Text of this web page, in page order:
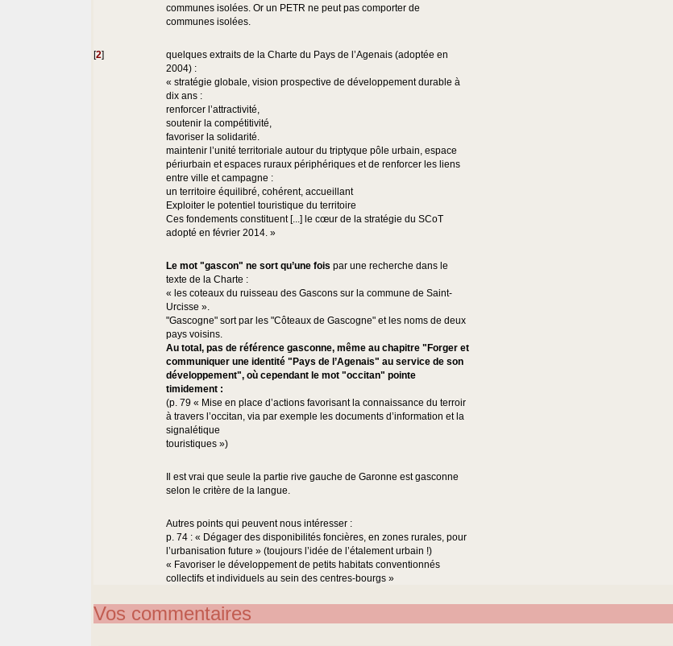
communes isolées. Or un PETR ne peut pas comporter de
communes isolées.
[2]
quelques extraits de la Charte du Pays de l’Agenais (adoptée en
2004) :
« stratégie globale, vision prospective de développement durable à
dix ans :
renforcer l’attractivité,
soutenir la compétitivité,
favoriser la solidarité.
maintenir l’unité territoriale autour du triptyque pôle urbain, espace
périurbain et espaces ruraux périphériques et de renforcer les liens
entre ville et campagne :
un territoire équilibré, cohérent, accueillant
Exploiter le potentiel touristique du territoire
Ces fondements constituent [...] le cœur de la stratégie du SCoT
adopté en février 2014. »
Le mot "gascon" ne sort qu’une fois par une recherche dans le
texte de la Charte :
« les coteaux du ruisseau des Gascons sur la commune de Saint-
Urcisse ».
"Gascogne" sort par les "Côteaux de Gascogne" et les noms de deux
pays voisins.
Au total, pas de référence gasconne, même au chapitre "Forger et
communiquer une identité "Pays de l’Agenais" au service de son
développement", où cependant le mot "occitan" pointe
timidement :
(p. 79 « Mise en place d’actions favorisant la connaissance du terroir
à travers l’occitan, via par exemple les documents d’information et la
signalétique
touristiques »)
Il est vrai que seule la partie rive gauche de Garonne est gasconne
selon le critère de la langue.
Autres points qui peuvent nous intéresser :
p. 74 : « Dégager des disponibilités foncières, en zones rurales, pour
l’urbanisation future » (toujours l’idée de l’étalement urbain !)
« Favoriser le développement de petits habitats conventionnés
collectifs et individuels au sein des centres-bourgs »
Vos commentaires